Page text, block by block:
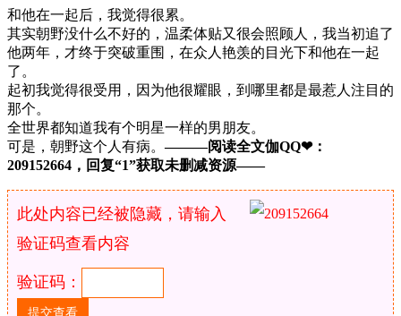
和他在一起后，我觉得很累。
其实朝野没什么不好的，温柔体贴又很会照顾人，我当初追了
他两年，才终于突破重围，在众人艳羡的目光下和他在一起
了。
起初我觉得很受用，因为他很耀眼，到哪里都是最惹人注目的
那个。
全世界都知道我有个明星一样的男朋友。
可是，朝野这个人有病。———阅读全文伽QQ❤：
209152664，回复“1”获取未删减资源—​​​​—
此处内容已经被隐藏，请输入
验证码查看内容
验证码：